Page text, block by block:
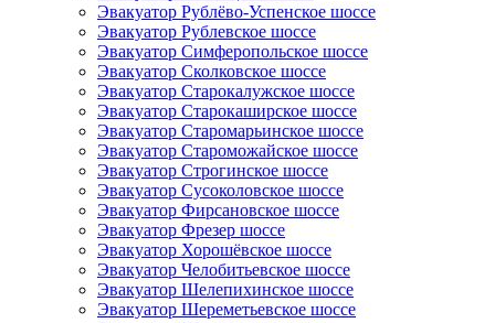
Эвакуатор Рублёво-Успенское шоссе
Эвакуатор Рублевское шоссе
Эвакуатор Симферопольское шоссе
Эвакуатор Сколковское шоссе
Эвакуатор Старокалужское шоссе
Эвакуатор Старокаширское шоссе
Эвакуатор Старомарьинское шоссе
Эвакуатор Староможайское шоссе
Эвакуатор Строгинское шоссе
Эвакуатор Сусоколовское шоссе
Эвакуатор Фирсановское шоссе
Эвакуатор Фрезер шоссе
Эвакуатор Хорошёвское шоссе
Эвакуатор Челобитьевское шоссе
Эвакуатор Шелепихинское шоссе
Эвакуатор Шереметьевское шоссе